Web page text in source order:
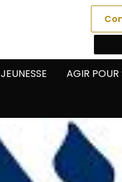
JEUNESSE AGIR